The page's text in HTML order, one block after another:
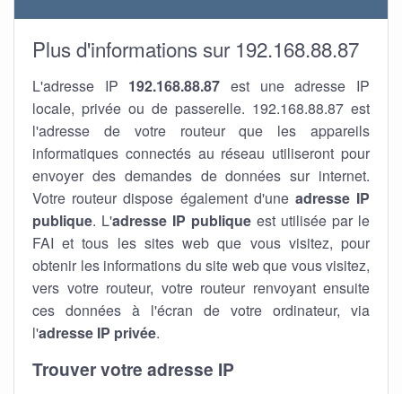
Plus d'informations sur 192.168.88.87
L'adresse IP 192.168.88.87 est une adresse IP
locale, privée ou de passerelle. 192.168.88.87 est
l'adresse de votre routeur que les appareils
informatiques connectés au réseau utiliseront pour
envoyer des demandes de données sur internet.
Votre routeur dispose également d'une adresse IP
publique. L'adresse IP publique est utilisée par le
FAI et tous les sites web que vous visitez, pour
obtenir les informations du site web que vous visitez,
vers votre routeur, votre routeur renvoyant ensuite
ces données à l'écran de votre ordinateur, via
l'adresse IP privée.
Trouver votre adresse IP